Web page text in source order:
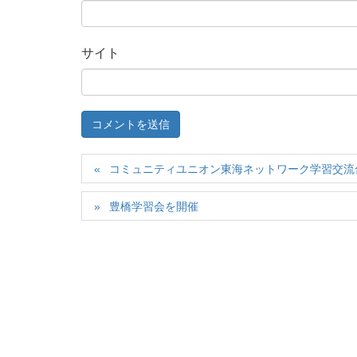
サイト
コミュニティユニオン東海ネットワーク学習交
豊橋学習会を開催